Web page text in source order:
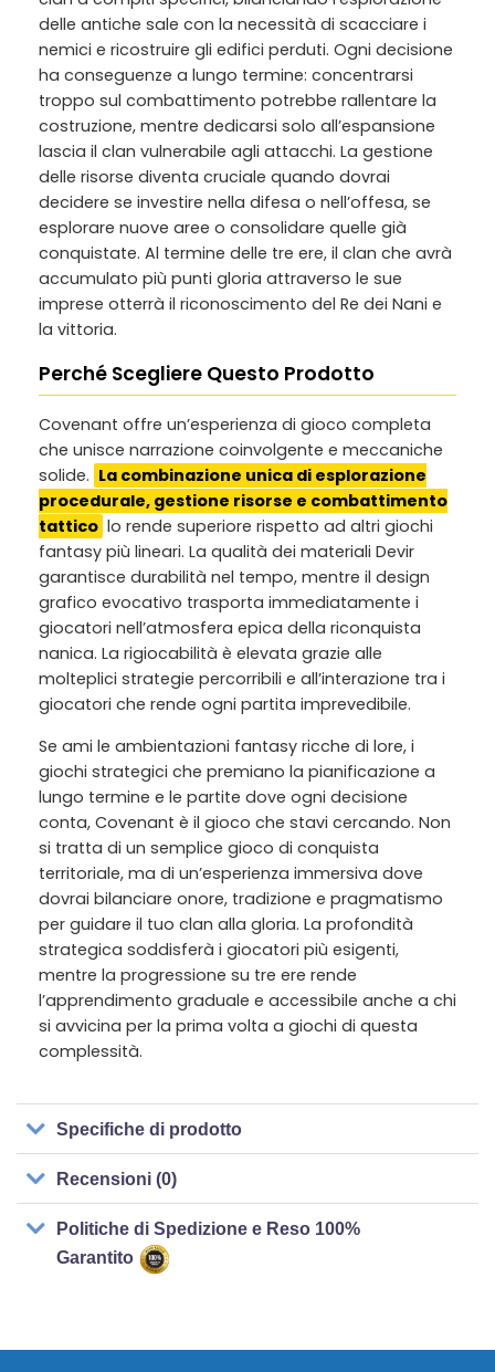
delle antiche sale con la necessità di scacciare i
nemici e ricostruire gli edifici perduti. Ogni decisione
ha conseguenze a lungo termine: concentrarsi
troppo sul combattimento potrebbe rallentare la
costruzione, mentre dedicarsi solo all’espansione
lascia il clan vulnerabile agli attacchi. La gestione
delle risorse diventa cruciale quando dovrai
decidere se investire nella difesa o nell’offesa, se
esplorare nuove aree o consolidare quelle già
conquistate. Al termine delle tre ere, il clan che avrà
accumulato più punti gloria attraverso le sue
imprese otterrà il riconoscimento del Re dei Nani e
la vittoria.
Perché Scegliere Questo Prodotto
Covenant offre un’esperienza di gioco completa
che unisce narrazione coinvolgente e meccaniche
solide. La combinazione unica di esplorazione
procedurale, gestione risorse e combattimento
tattico lo rende superiore rispetto ad altri giochi
fantasy più lineari. La qualità dei materiali Devir
garantisce durabilità nel tempo, mentre il design
grafico evocativo trasporta immediatamente i
giocatori nell’atmosfera epica della riconquista
nanica. La rigiocabilità è elevata grazie alle
molteplici strategie percorribili e all’interazione tra i
giocatori che rende ogni partita imprevedibile.
Se ami le ambientazioni fantasy ricche di lore, i
giochi strategici che premiano la pianificazione a
lungo termine e le partite dove ogni decisione
conta, Covenant è il gioco che stavi cercando. Non
si tratta di un semplice gioco di conquista
territoriale, ma di un’esperienza immersiva dove
dovrai bilanciare onore, tradizione e pragmatismo
per guidare il tuo clan alla gloria. La profondità
strategica soddisferà i giocatori più esigenti,
mentre la progressione su tre ere rende
l’apprendimento graduale e accessibile anche a chi
si avvicina per la prima volta a giochi di questa
complessità.
Specifiche di prodotto
Recensioni (0)
Politiche di Spedizione e Reso 100%
Garantito